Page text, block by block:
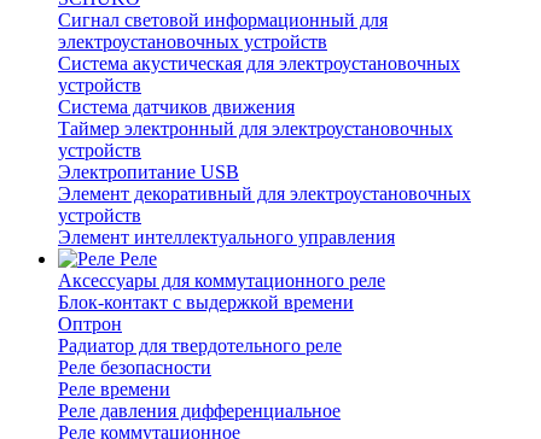
Сигнал световой информационный для
электроустановочных устройств
Система акустическая для электроустановочных
устройств
Система датчиков движения
Таймер электронный для электроустановочных
устройств
Электропитание USB
Элемент декоративный для электроустановочных
устройств
Элемент интеллектуального управления
Реле
Аксессуары для коммутационного реле
Блок-контакт с выдержкой времени
Оптрон
Радиатор для твердотельного реле
Реле безопасности
Реле времени
Реле давления дифференциальное
Реле коммутационное